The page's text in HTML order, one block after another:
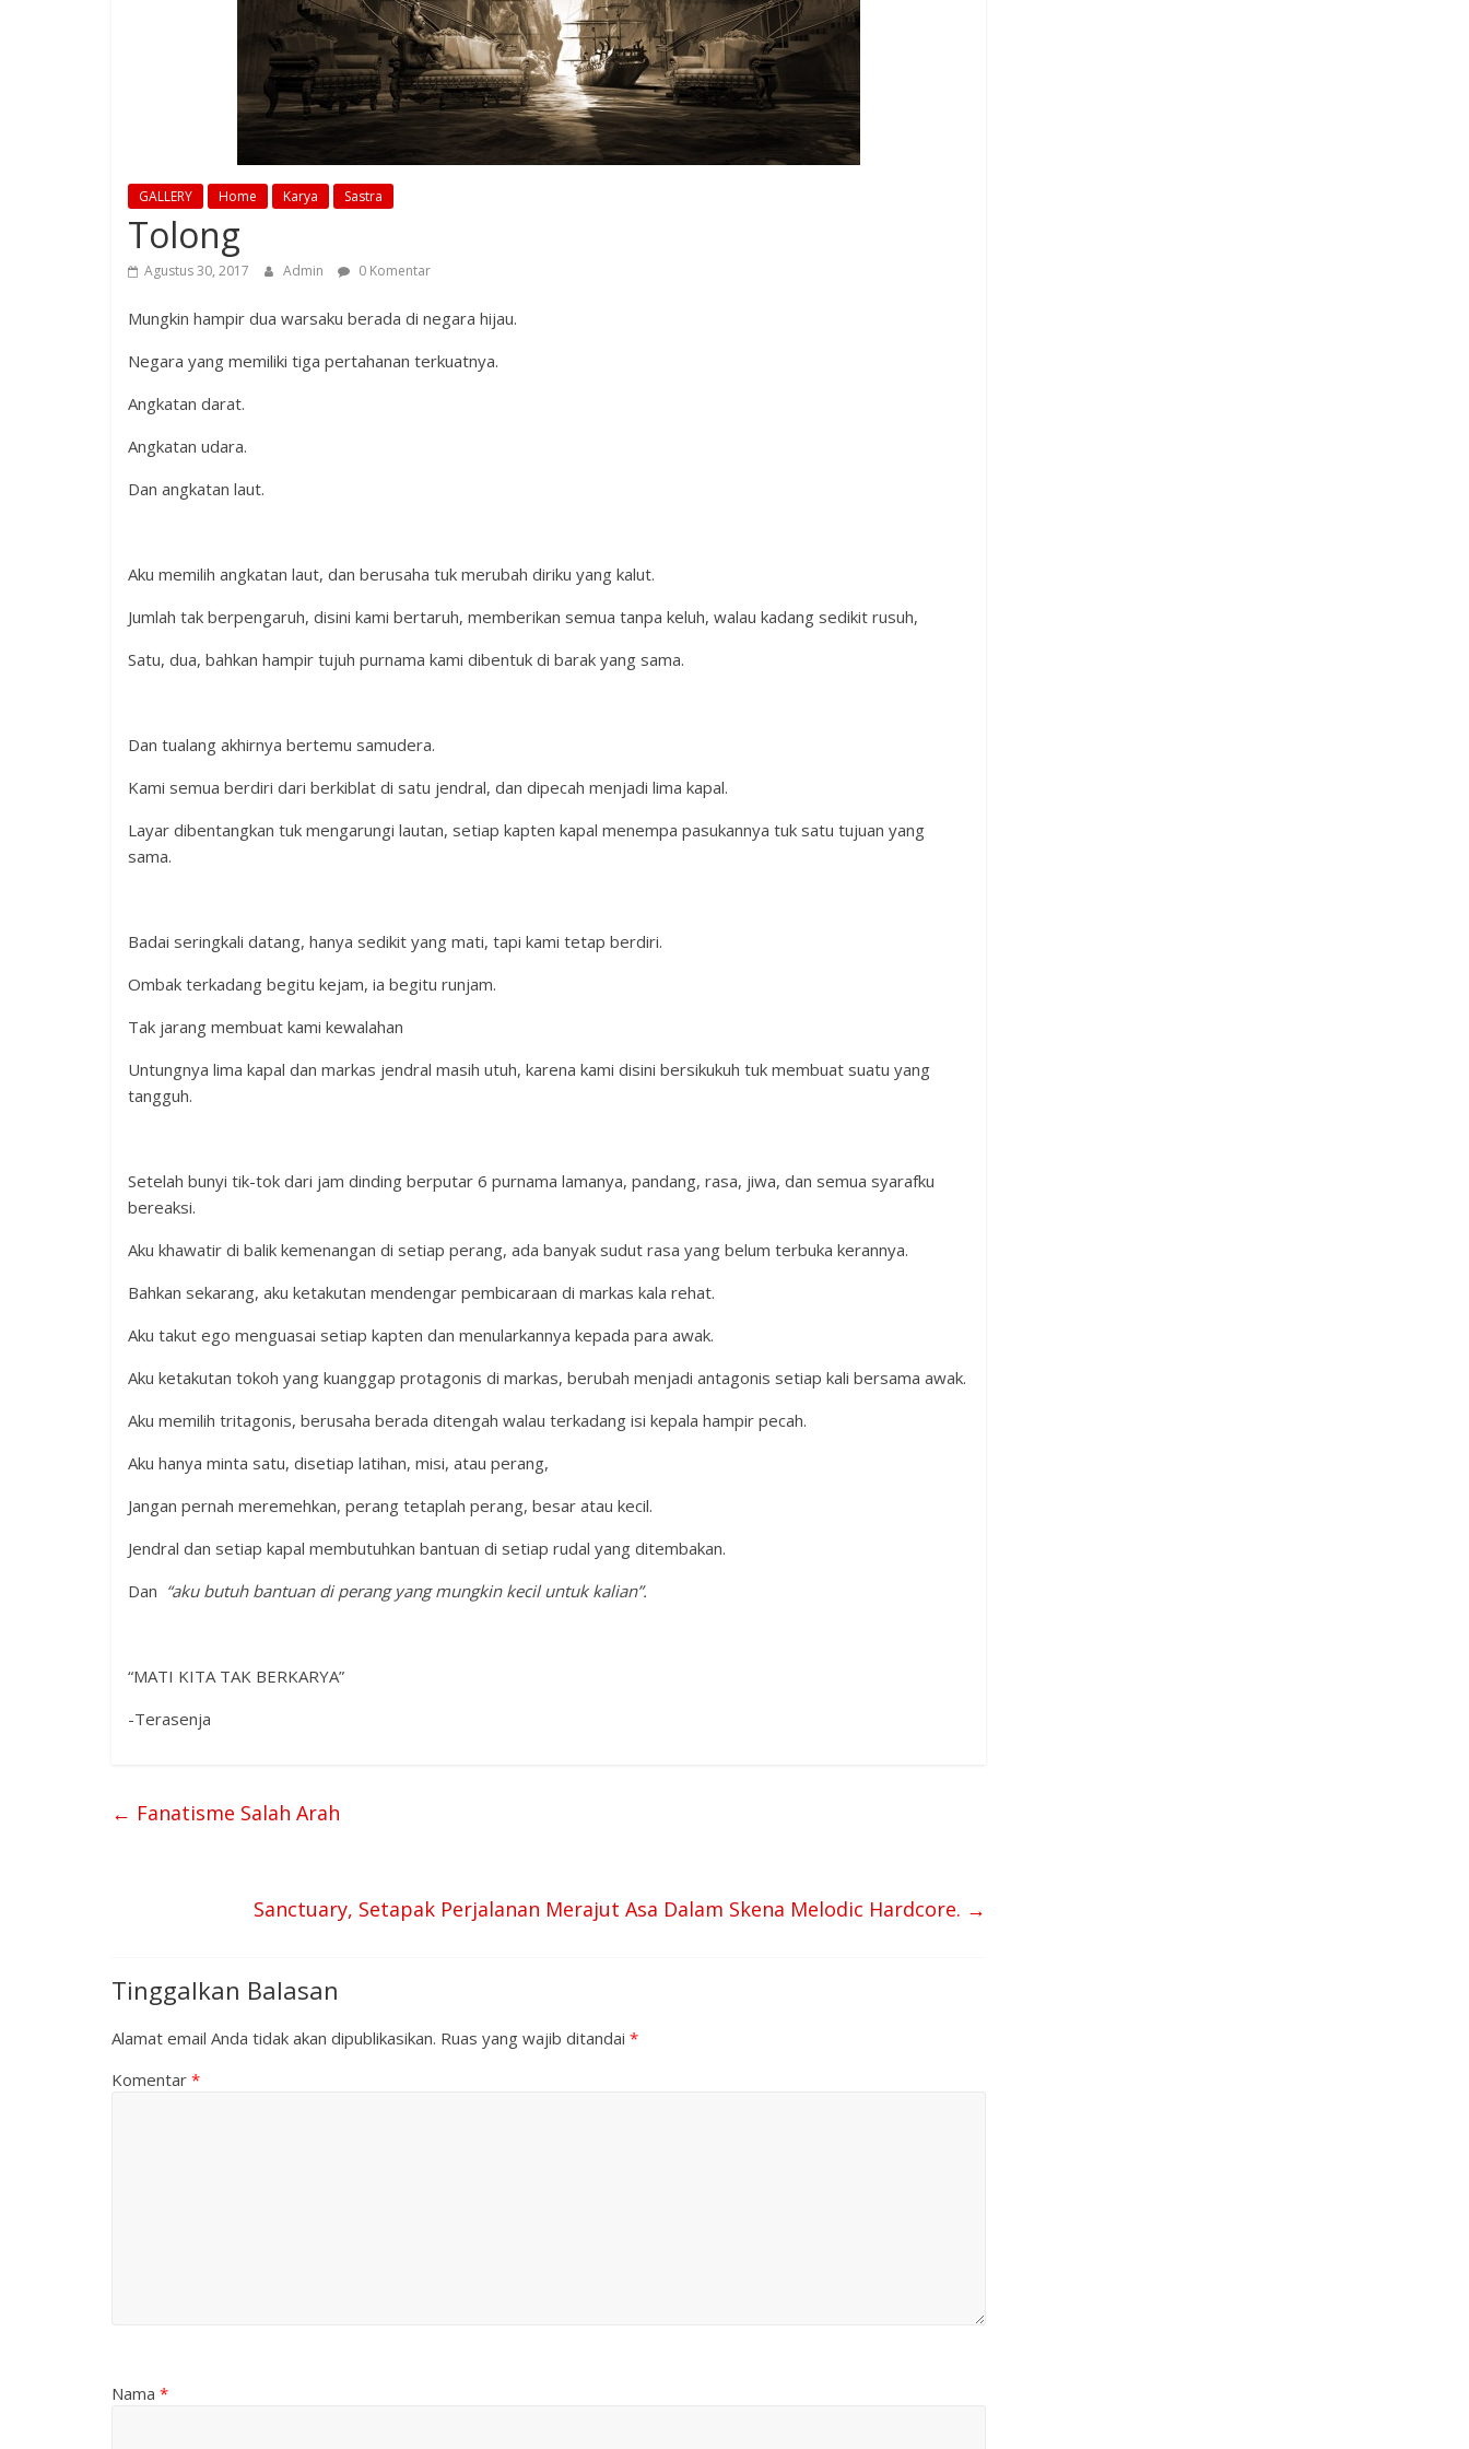
GALLERY Home Karya Sastra
Tolong
Agustus 30, 2017 Admin 0 Komentar
Mungkin hampir dua warsaku berada di negara hijau.
Negara yang memiliki tiga pertahanan terkuatnya.
Angkatan darat.
Angkatan udara.
Dan angkatan laut.
Aku memilih angkatan laut, dan berusaha tuk merubah diriku yang kalut.
Jumlah tak berpengaruh, disini kami bertaruh, memberikan semua tanpa keluh, walau kadang sedikit rusuh,
Satu, dua, bahkan hampir tujuh purnama kami dibentuk di barak yang sama.
Dan tualang akhirnya bertemu samudera.
Kami semua berdiri dari berkiblat di satu jendral, dan dipecah menjadi lima kapal.
Layar dibentangkan tuk mengarungi lautan, setiap kapten kapal menempa pasukannya tuk satu tujuan yang
sama.
Badai seringkali datang, hanya sedikit yang mati, tapi kami tetap berdiri.
Ombak terkadang begitu kejam, ia begitu runjam.
Tak jarang membuat kami kewalahan
Untungnya lima kapal dan markas jendral masih utuh, karena kami disini bersikukuh tuk membuat suatu yang
tangguh.
Setelah bunyi tik-tok dari jam dinding berputar 6 purnama lamanya, pandang, rasa, jiwa, dan semua syarafku
bereaksi.
Aku khawatir di balik kemenangan di setiap perang, ada banyak sudut rasa yang belum terbuka kerannya.
Bahkan sekarang, aku ketakutan mendengar pembicaraan di markas kala rehat.
Aku takut ego menguasai setiap kapten dan menularkannya kepada para awak.
Aku ketakutan tokoh yang kuanggap protagonis di markas, berubah menjadi antagonis setiap kali bersama awak.
Aku memilih tritagonis, berusaha berada ditengah walau terkadang isi kepala hampir pecah.
Aku hanya minta satu, disetiap latihan, misi, atau perang,
Jangan pernah meremehkan, perang tetaplah perang, besar atau kecil.
Jendral dan setiap kapal membutuhkan bantuan di setiap rudal yang ditembakan.
Dan “aku butuh bantuan di perang yang mungkin kecil untuk kalian”.
“MATI KITA TAK BERKARYA”
-Terasenja
← Fanatisme Salah Arah
Sanctuary, Setapak Perjalanan Merajut Asa Dalam Skena Melodic Hardcore. →
Tinggalkan Balasan
Alamat email Anda tidak akan dipublikasikan. Ruas yang wajib ditandai *
Komentar *
Nama *